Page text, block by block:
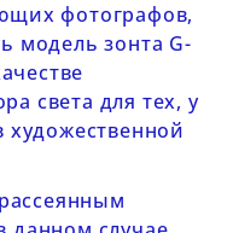
фотографов,
модель зонта G-
света для тех, у
художественной